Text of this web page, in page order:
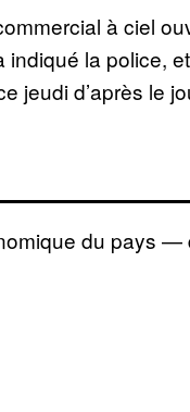
à ciel
indiqué la police,
jeudi d’après le
du pays